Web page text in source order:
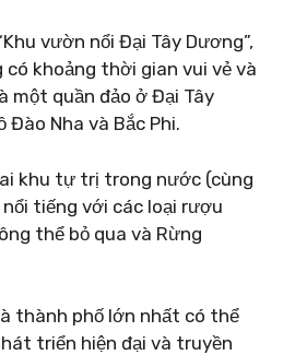
vườn nổi Đại Tây Dương”,
có khoảng thời gian vui vẻ và
một quần đảo ở Đại Tây
Đào Nha và Bắc Phi.
khu tự trị trong nước (cùng
tiếng với các loại rượu
thể bỏ qua và Rừng
thành phố lớn nhất có thể
triển hiện đại và truyền